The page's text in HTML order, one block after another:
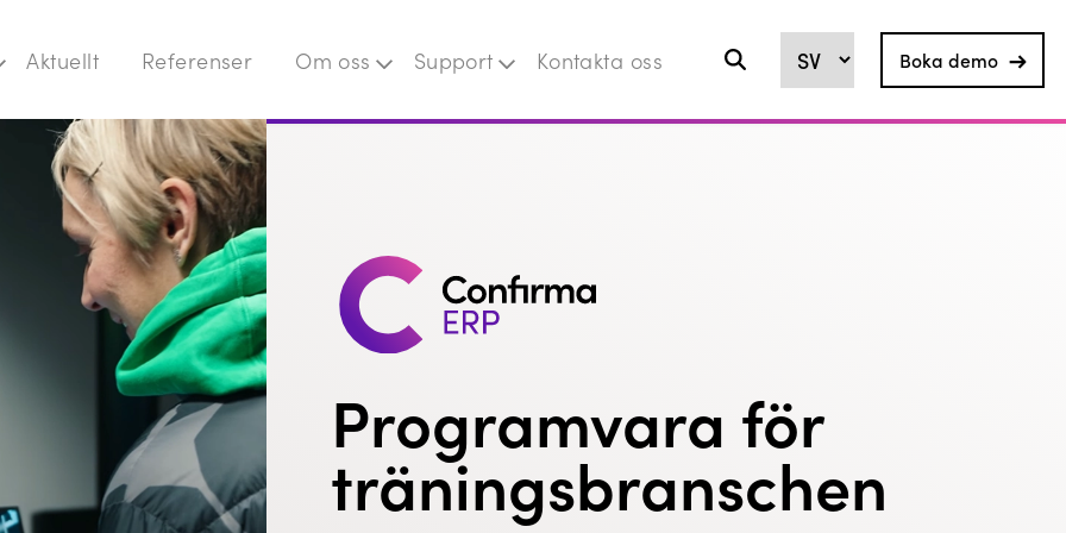
Aktuellt Referenser Om oss
Faktureringsinformation
Rekrytering
Support
Domus
Quick3
Träningsbranschen
Cash-In
Kontakta oss Boka demo
Programvara för
träningsbranschen